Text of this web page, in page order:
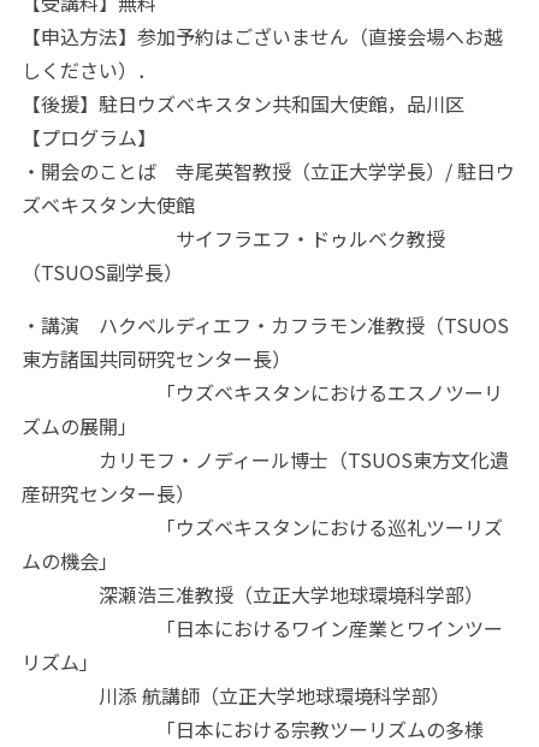
【申込方法】参加予約はございません（直接会場へお越
しください）．
【後援】駐日ウズベキスタン共和国大使館，品川区
【プログラム】
・開会のことば 寺尾英智教授（立正大学学長）/ 駐日ウ
ズベキスタン大使館
サイフラエフ・ドゥルベク教授
（TSUOS副学長）
・講演 ハクベルディエフ・カフラモン准教授（TSUOS
東方諸国共同研究センター長）
「ウズベキスタンにおけるエスノツーリ
ズムの展開」
カリモフ・ノディール博士（TSUOS東方文化遺
産研究センター長）
「ウズベキスタンにおける巡礼ツーリズ
ムの機会」
深瀬浩三准教授（立正大学地球環境科学部）
「日本におけるワイン産業とワインツー
リズム」
川添 航講師（立正大学地球環境科学部）
「日本における宗教ツーリズムの多様